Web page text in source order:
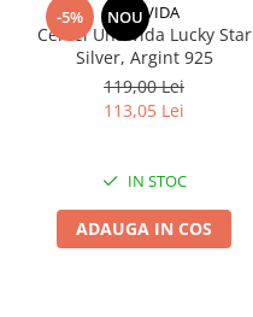
-5% NOU
UNA VIDA
Cercei Una Vida Lucky Star
Silver, Argint 925
119,00 Lei
113,05 Lei
IN STOC
ADAUGA IN COS